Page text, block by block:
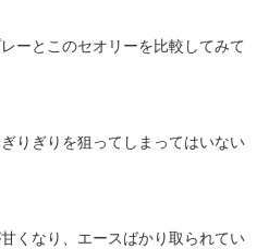
ーとこのセオリーを比較してみて
りぎりを狙ってしまってはいない
くなり、エースばかり取られてい